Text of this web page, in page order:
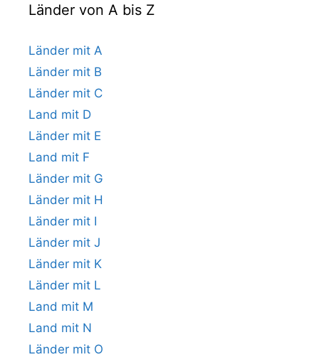
Länder von A bis Z
Länder mit A
Länder mit B
Länder mit C
Land mit D
Länder mit E
Land mit F
Länder mit G
Länder mit H
Länder mit I
Länder mit J
Länder mit K
Länder mit L
Land mit M
Land mit N
Länder mit O